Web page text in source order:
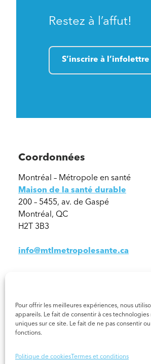
Pour offrir les meilleures expériences, nous
appareils. Le fait de consentir à ces
uniques sur ce site. Le fait de ne pas consentir
fonctions.
Politique de cookiesTermes et conditions
Restez à l’affut!
S’inscrire à l’infolettre
Coordonnées
Montréal – Métropole en santé
Maison de la santé durable
200 – 5455, av. de Gaspé
Montréal, QC
H2T 3B3
info@mtlmetropolesante.ca
© 2026 Tous droits réservés. Montréal –